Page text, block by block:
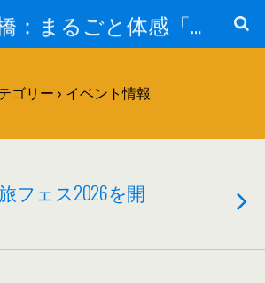
瀬戸大橋：まるごと体感「瀬戸大橋」見て・きいて 新鮮な感動を－JB本四高速－
ゴリー › イベント情報
フェス2026を開